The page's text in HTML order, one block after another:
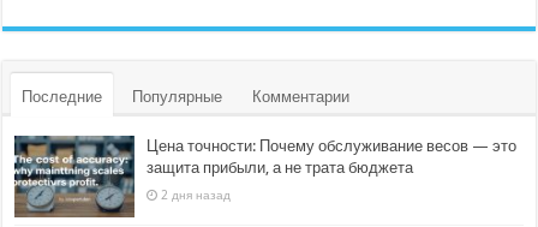
Последние Популярные Комментарии
Цена точности: Почему обслуживание весов — это
защита прибыли, а не трата бюджета
2 дня назад